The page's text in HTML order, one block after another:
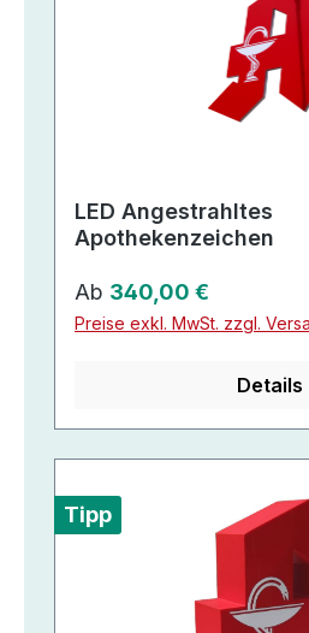
LED Angestrahltes
Apothekenzeichen
Regulärer Preis:
Ab 340,00 €
Preise exkl. MwSt. zzgl.
Details
Tipp